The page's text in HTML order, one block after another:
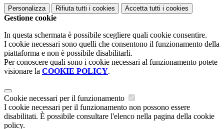
Personalizza Rifiuta tutti i cookies Accetta tutti i cookies
Gestione cookie
In questa schermata è possibile scegliere quali cookie consentire.
I cookie necessari sono quelli che consentono il funzionamento della
piattaforma e non è possibile disabilitarli.
Per conoscere quali sono i cookie necessari al funzionamento potete
visionare la COOKIE POLICY.
Cookie necessari per il funzionamento
I cookie necessari per il funzionamento non possono essere
disabilitati. È possibile consultare l'elenco nella pagina della cookie
policy.